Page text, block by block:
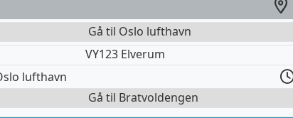
Gå til Oslo lufthavn
VY123 Elverum
lufthavn
Gå til Bratvoldengen